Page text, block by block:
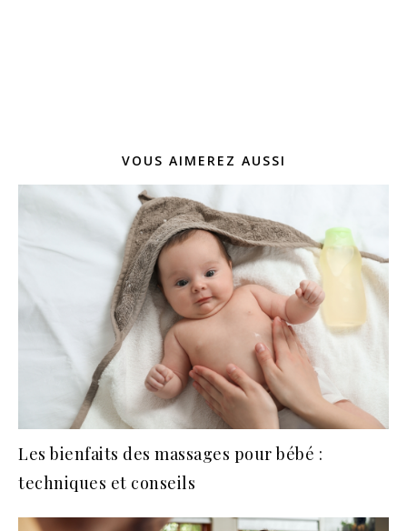
VOUS AIMEREZ AUSSI
Les bienfaits des massages pour bébé :
techniques et conseils